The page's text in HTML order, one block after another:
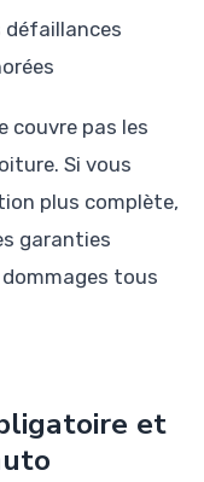
défaillances
couvre pas les
Si vous
plus complète,
garanties
tous
et